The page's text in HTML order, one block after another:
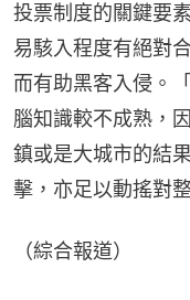
投票制度的關鍵要
易駭入程度有絕對
而有助黑客入侵。
腦知識較不成熟，
鎮或是大城市的結
擊，亦足以動搖對
（綜合報道）